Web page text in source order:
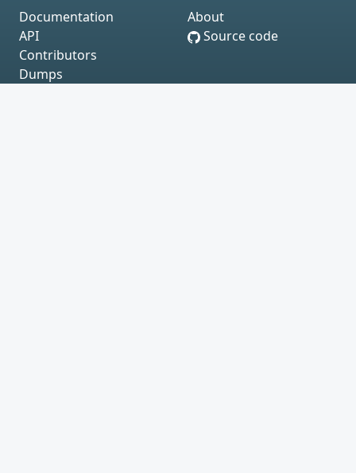
Documentation
API
Contributors
Dumps
About
Source code